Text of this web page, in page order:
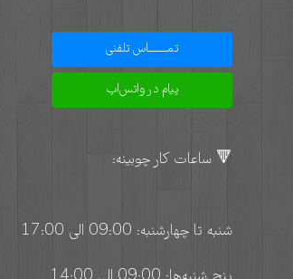
تمـــــــاس تلفنی
پیام در واتس‌اپ
🔻 ساعات کار چوبینه:
شنبه تا چهارشنبه: 09:00 الی 17:00